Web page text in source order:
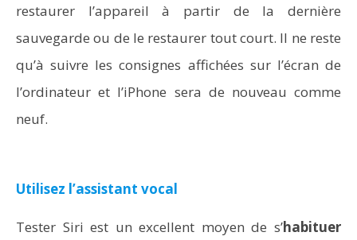
restaurer l’appareil à partir de la dernière
sauvegarde ou de le restaurer tout court. Il ne reste
qu’à suivre les consignes affichées sur l’écran de
l’ordinateur et l’iPhone sera de nouveau comme
neuf.
Utilisez l’assistant vocal
Tester Siri est un excellent moyen de s’habituer